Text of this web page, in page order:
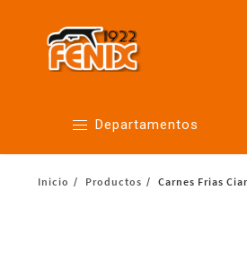
Departamentos
Alimentos
Inicio Productos Carnes Frias